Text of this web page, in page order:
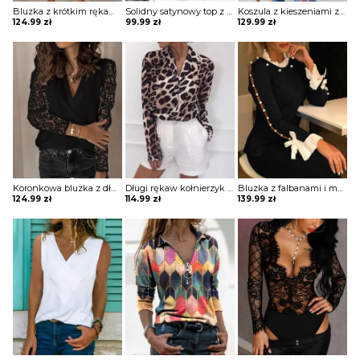
Bluzka z krótkim rękawem i dekoltem w szpic Jarmila
124.99 zł
Solidny satynowy top z dekoltem w szpic bluzka Neziha
99.99 zł
Koszula z kieszeniami zapinanymi na guziki bluzka Ritva
129.99 zł
Koronkowa bluzka z długim rękawem Norela
124.99 zł
Długi rękaw kołnierzyk cętki panterka koszula rozpinana do pracy casual na co dzień bluzka Ayn
114.99 zł
Bluzka z falbanami i mankietami Misti
139.99 zł